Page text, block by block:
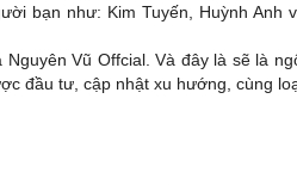
bạn như: Kim Tuyến, Huỳnh Anh
Vũ Offcial. Và đây là sẽ là
đầu tư, cập nhật xu hướng, cùng